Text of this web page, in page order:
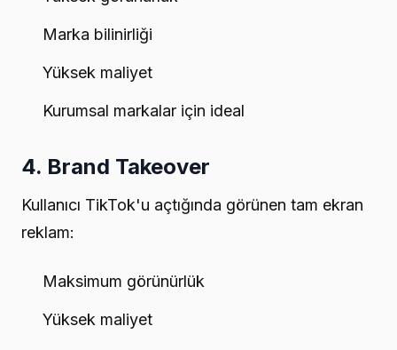
Marka bilinirliği
Yüksek maliyet
Kurumsal markalar için ideal
4. Brand Takeover
Kullanıcı TikTok'u açtığında görünen tam ekran
reklam:
Maksimum görünürlük
Yüksek maliyet